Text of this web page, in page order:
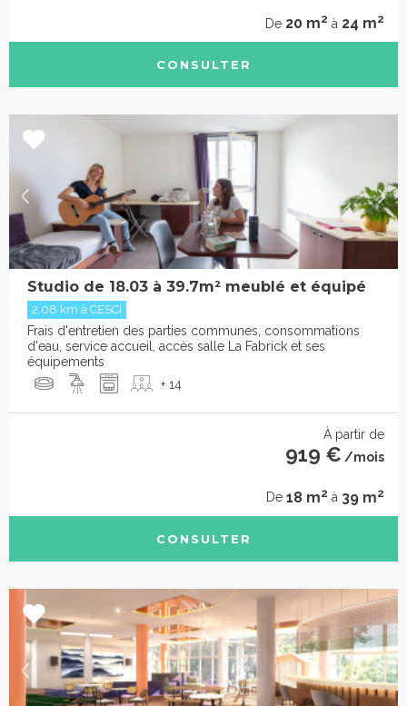
De 20 m2 à 24 m2
CONSULTER
Studio de 18.03 à 39.7m² meublé et équipé
2.08 km à CESCI
Frais d'entretien des parties communes, consommations
d'eau, service accueil, accès salle La Fabrick et ses
équipements
+ 14
À partir de
919 € /mois
De 18 m2 à 39 m2
CONSULTER